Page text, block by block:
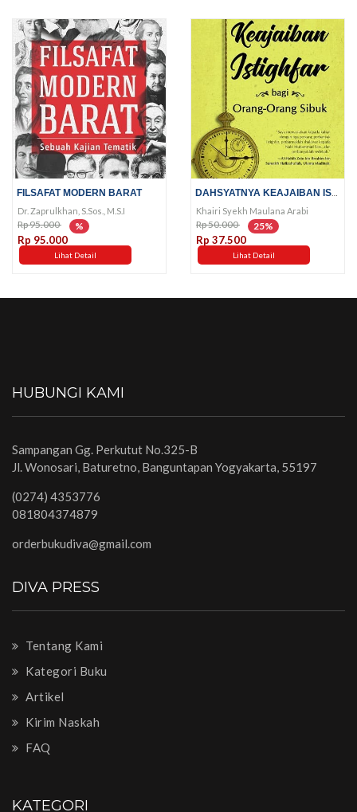
FILSAFAT MODERN BARAT
Dr. Zaprulkhan, S.Sos., M.S.I
Rp 95.000 %
Rp 95.000
Lihat Detail
DAHSYATNYA KEAJAIBAN ISTIGHFAR...
Khairi Syekh Maulana Arabi
Rp 50.000 25%
Rp 37.500
Lihat Detail
HUBUNGI KAMI
Sampangan Gg. Perkutut No.325-B
Jl. Wonosari, Baturetno, Banguntapan Yogyakarta, 55197
(0274) 4353776
081804374879
orderbukudiva@gmail.com
DIVA PRESS
Tentang Kami
Kategori Buku
Artikel
Kirim Naskah
FAQ
KATEGORI